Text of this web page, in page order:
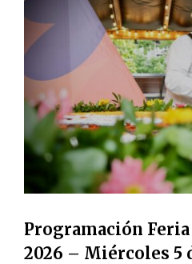
Programación
2026 – Miércoles 5